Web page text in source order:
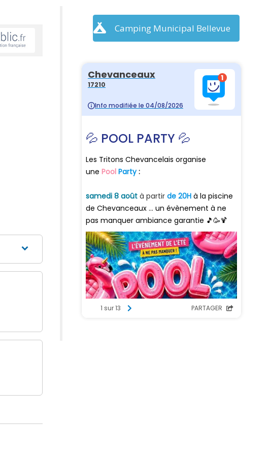
Camping Municipal Bellevue